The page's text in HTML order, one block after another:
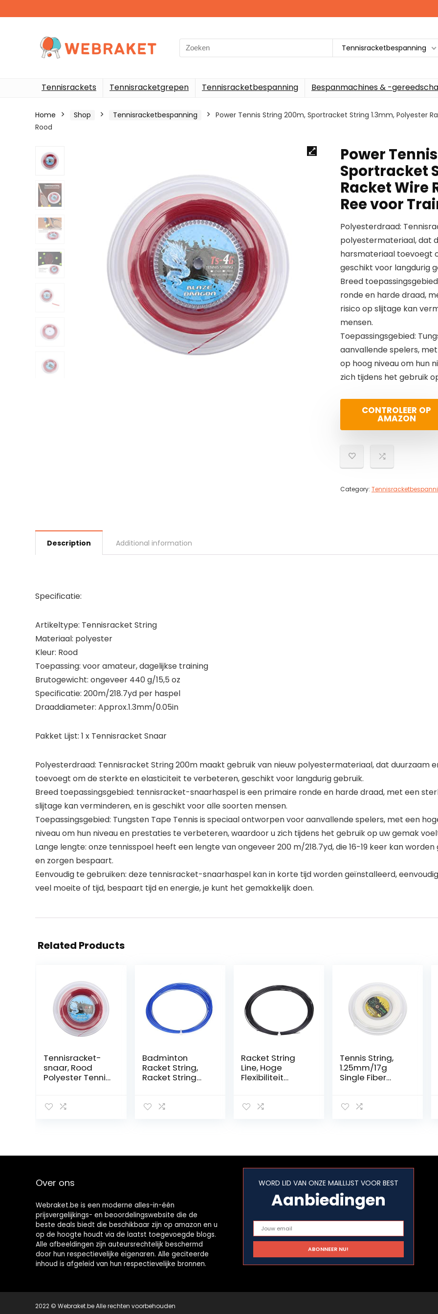
Search
for:
Tennisracketbespanning
Tennisrackets Tennisracketgrepen Tennisracketbespanning Bespanmachines & -
Home Shop Tennisracketbespanning
Power Tennis String 200m, Sportracket String 1.3mm, Polyester
Rood
Power
Sportracket
Racket Wire
Ree voor
Polyesterdraad:
polyestermateriaal, dat
harsmateriaal toevoegt
geschikt voor langdurig
Breed
ronde en harde draad,
risico op slijtage kan
mensen.
Toepassingsgebied:
aanvallende spelers,
op hoog niveau om hun
zich tijdens het gebruik
CONTROLEER OP
AMAZON
Category:
Description Additional information
Specificatie:
Artikeltype: Tennisracket String
Materiaal: polyester
Kleur: Rood
Toepassing: voor amateur, dagelijkse training
Brutogewicht: ongeveer 440 g/15,5 oz
Specificatie: 200m/218.7yd per haspel
Draaddiameter: Approx.1.3mm/0.05in
Pakket Lijst: 1 x Tennisracket Snaar
Polyesterdraad: Tennisracket String 200m maakt gebruik van nieuw polyestermateriaal, dat duurzaam
toevoegt om de sterkte en elasticiteit te verbeteren, geschikt voor langdurig gebruik.
Breed toepassingsgebied: tennisracket-snaarhaspel is een primaire ronde en harde draad, met een
slijtage kan verminderen, en is geschikt voor alle soorten mensen.
Toepassingsgebied: Tungsten Tape Tennis is speciaal ontworpen voor aanvallende spelers, met een
niveau om hun niveau en prestaties te verbeteren, waardoor u zich tijdens het gebruik op uw gemak
Lange lengte: onze tennisspoel heeft een lengte van ongeveer 200 m/218.7yd, die 16-19 keer kan
en zorgen bespaart.
Eenvoudig te gebruiken: deze tennisracket-snaarhaspel kan in korte tijd worden geïnstalleerd,
veel moeite of tijd, bespaart tijd en energie, je kunt het gemakkelijk doen.
Related Products
Tennisracket-
snaar, Rood
Polyester Tennis
snaar 1,3 Mm
, Praktijk Rood
Badminton
Racket String,
Racket String
Tennis Sporten
Racket String
Line, Hoge
Flexibiliteit
Accessoire
Sport
Tennis String,
1.25mm/17g
Single Fiber
String Reel
Over ons
Webraket.be is een moderne alles-in-één
prijsvergelijkings- en beoordelingswebsite die de
beste deals biedt die beschikbaar zijn op amazon en u
op de hoogte houdt via de laatst toegevoegde blogs.
Alle afbeeldingen zijn auteursrechtelijk beschermd
door hun respectievelijke eigenaren. Alle geciteerde
inhoud is afgeleid van hun respectievelijke bronnen.
WORD LID VAN ONZE MAILLIJST VOOR BEST
Aanbiedingen
2022 © Webraket.be Alle rechten voorbehouden